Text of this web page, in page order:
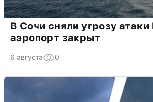
В Сочи сняли угрозу
аэропорт закрыт
6 августа 0